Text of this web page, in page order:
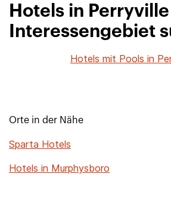
Hotels in
Interessengebiet
Hotels mit Pools in
Orte in der Nähe
Sparta Hotels
Hotels in Murphysboro